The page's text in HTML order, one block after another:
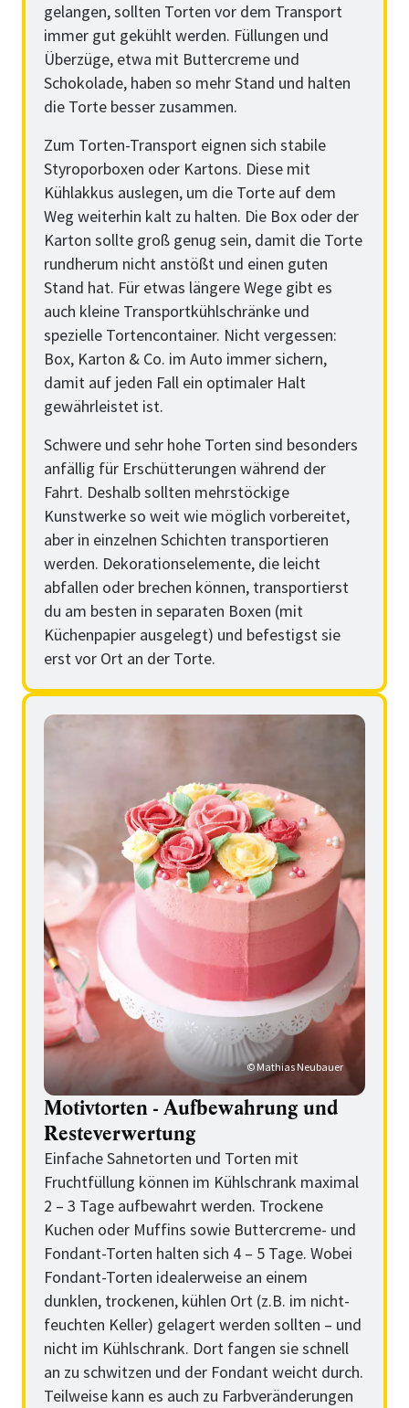
gelangen, sollten Torten vor dem Transport
immer gut gekühlt werden. Füllungen und
Überzüge, etwa mit Buttercreme und
Schokolade, haben so mehr Stand und halten
die Torte besser zusammen.
Zum Torten-Transport eignen sich stabile
Styroporboxen oder Kartons. Diese mit
Kühlakkus auslegen, um die Torte auf dem
Weg weiterhin kalt zu halten. Die Box oder der
Karton sollte groß genug sein, damit die Torte
rundherum nicht anstößt und einen guten
Stand hat. Für etwas längere Wege gibt es
auch kleine Transportkühlschränke und
spezielle Tortencontainer. Nicht vergessen:
Box, Karton & Co. im Auto immer sichern,
damit auf jeden Fall ein optimaler Halt
gewährleistet ist.
Schwere und sehr hohe Torten sind besonders
anfällig für Erschütterungen während der
Fahrt. Deshalb sollten mehrstöckige
Kunstwerke so weit wie möglich vorbereitet,
aber in einzelnen Schichten transportieren
werden. Dekorationselemente, die leicht
abfallen oder brechen können, transportierst
du am besten in separaten Boxen (mit
Küchenpapier ausgelegt) und befestigst sie
erst vor Ort an der Torte.
© Mathias Neubauer
Motivtorten - Aufbewahrung und
Resteverwertung
Einfache Sahnetorten und Torten mit
Fruchtfüllung können im Kühlschrank maximal
2 – 3 Tage aufbewahrt werden. Trockene
Kuchen oder Muffins sowie Buttercreme- und
Fondant-Torten halten sich 4 – 5 Tage. Wobei
Fondant-Torten idealerweise an einem
dunklen, trockenen, kühlen Ort (z.B. im nicht-
feuchten Keller) gelagert werden sollten – und
nicht im Kühlschrank. Dort fangen sie schnell
an zu schwitzen und der Fondant weicht durch.
Teilweise kann es auch zu Farbveränderungen